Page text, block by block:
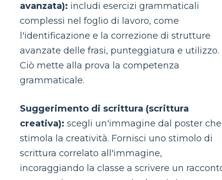
avanzata): includi esercizi grammaticali
complessi nel foglio di lavoro, come
l'identificazione e la correzione di strutture
avanzate delle frasi, punteggiatura e utilizzo.
Ciò mette alla prova la competenza
grammaticale.
Suggerimento di scrittura (scrittura
creativa): scegli un'immagine dal poster che
stimola la creatività. Fornisci uno stimolo di
scrittura correlato all'immagine,
incoraggiando la classe a scrivere un